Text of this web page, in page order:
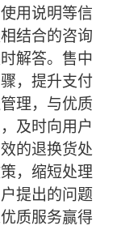
用说明等信
结合的咨询
解答。售中
，提升支付
理，与优质
及时向用户
的退换货处
，缩短处理
提出的问题
质服务赢得